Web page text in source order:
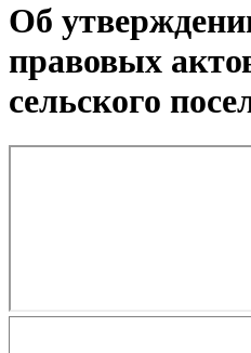
Об
правовых
сельского